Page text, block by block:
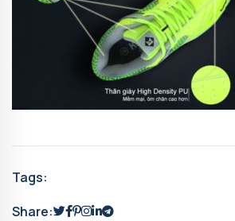
Tags:
Share: